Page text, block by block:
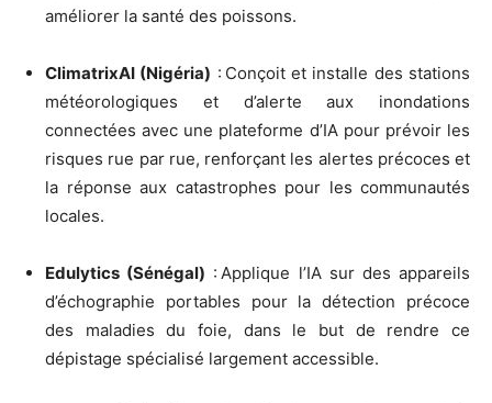
améliorer la santé des poissons.
ClimatrixAI (Nigéria) : Conçoit et installe des stations
météorologiques et d’alerte aux inondations
connectées avec une plateforme d’IA pour prévoir les
risques rue par rue, renforçant les alertes précoces et
la réponse aux catastrophes pour les communautés
locales.
Edulytics (Sénégal) : Applique l’IA sur des appareils
d’échographie portables pour la détection précoce
des maladies du foie, dans le but de rendre ce
dépistage spécialisé largement accessible.